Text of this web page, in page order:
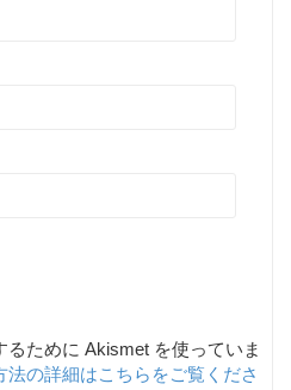
ために Akismet を使っていま
法の詳細はこちらをご覧くださ